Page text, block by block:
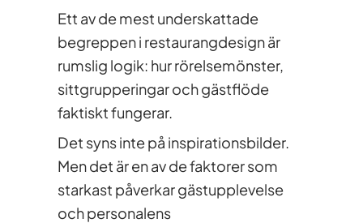
Ett av de mest underskattade
begreppen i restaurangdesign är
rumslig logik: hur rörelsemönster,
sittgrupperingar och gästflöde
faktiskt fungerar.
Det syns inte på inspirationsbilder.
Men det är en av de faktorer som
starkast påverkar gästupplevelse
och personalens